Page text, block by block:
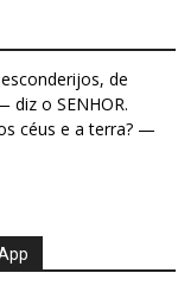
de
diz o SENHOR.
céus e a terra? —